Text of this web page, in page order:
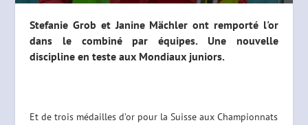
Stefanie Grob et Janine Mächler ont remporté l'or
dans le combiné par équipes. Une nouvelle
discipline en teste aux Mondiaux juniors.
Et de trois médailles d’or pour la Suisse aux Championnats